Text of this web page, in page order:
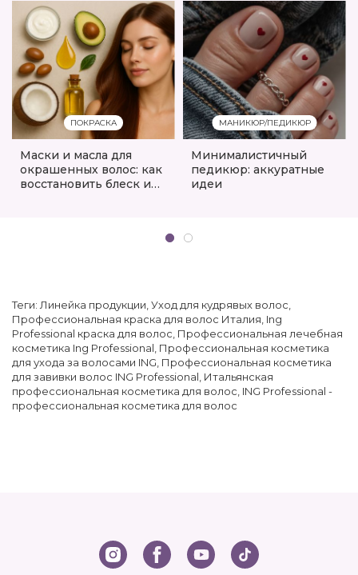
ПОКРАСКА
Маски и масла для
окрашенных волос: как
восстановить блеск и
МАНИКЮР/ПЕДИКЮР
Минималистичный
педикюр: аккуратные
идеи
Теги:Линейка продукции,Уход для кудрявых волос,
Профессиональная краска для волос Италия, Ing
Professional краска для волос, Профессиональная лечебная
косметика Ing Professional, Профессиональная косметика
для ухода за волосами ING, Профессиональная косметика
для завивки волос ING Professional, Итальянская
профессиональная косметика для волос, ING Professional -
профессиональная косметика для волос